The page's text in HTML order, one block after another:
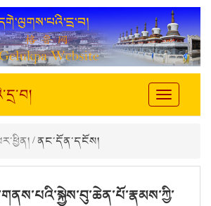
Toggle
navigation
/ ནང་དོན་དངོས།